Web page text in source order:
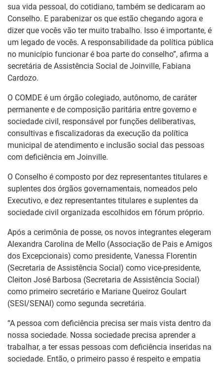
sua vida pessoal, do cotidiano, também se dedicaram ao
Conselho. E parabenizar os que estão chegando agora e
dizer que vocês vão ter muito trabalho. Isso é importante, é
um legado de vocês. A responsabilidade da política pública
no município funcionar é boa parte do conselho”, afirma a
secretária de Assistência Social de Joinville, Fabiana
Cardozo.
O COMDE é um órgão colegiado, autônomo, de caráter
permanente e de composição paritária entre governo e
sociedade civil, responsável por funções deliberativas,
consultivas e fiscalizadoras da execução da política
municipal de atendimento e inclusão social das pessoas
com deficiência em Joinville.
O Conselho é composto por dez representantes titulares e
suplentes dos órgãos governamentais, nomeados pelo
Executivo, e dez representantes titulares e suplentes da
sociedade civil organizada escolhidos em fórum próprio.
Após a cerimônia de posse, os novos integrantes elegeram
Alexandra Carolina de Mello (Associação de Pais e Amigos
dos Excepcionais) como presidente, Vanessa Florentin
(Secretaria de Assistência Social) como vice-presidente,
Cleiton José Barbosa (Secretaria de Assistência Social)
como primeiro secretário e Mariane Queiroz Goulart
(SESI/SENAI) como segunda secretária.
“A pessoa com deficiência precisa ser mais vista dentro da
nossa sociedade. Nossa sociedade precisa aprender a
trabalhar, a ter essas pessoas com deficiência inseridas na
sociedade. Então, o primeiro passo é respeito e empatia